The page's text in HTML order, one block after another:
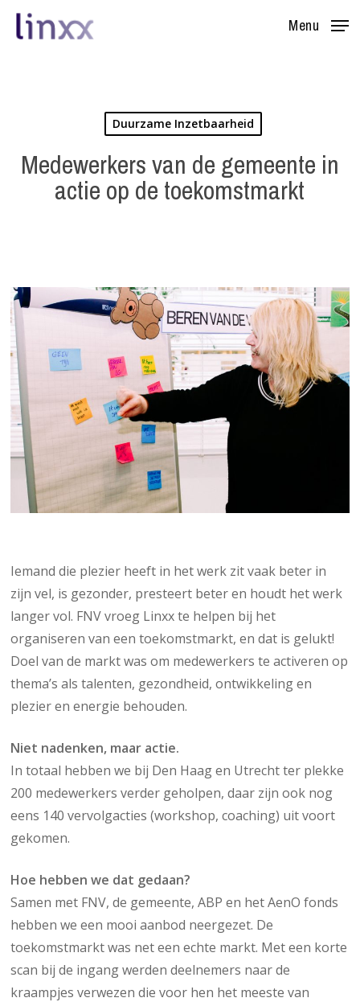
Skip
Menu
Duurzame Inzetbaarheid
Medewerkers van de gemeente in
actie op de toekomstmarkt
Iemand die plezier heeft in het werk zit vaak beter in
zijn vel, is gezonder, presteert beter en houdt het werk
langer vol. FNV vroeg Linxx te helpen bij het
organiseren van een toekomstmarkt, en dat is gelukt!
Doel van de markt was om medewerkers te activeren op
thema’s als talenten, gezondheid, ontwikkeling en
plezier en energie behouden.
Niet nadenken, maar actie.
In totaal hebben we bij Den Haag en Utrecht ter plekke
200 medewerkers verder geholpen, daar zijn ook nog
eens 140 vervolgacties (workshop, coaching) uit voort
gekomen.
Hoe hebben we dat gedaan?
Samen met FNV, de gemeente, ABP en het AenO fonds
hebben we een mooi aanbod neergezet. De
toekomstmarkt was net een echte markt. Met een korte
scan bij de ingang werden deelnemers naar de
kraampjes verwezen die voor hen het meeste van